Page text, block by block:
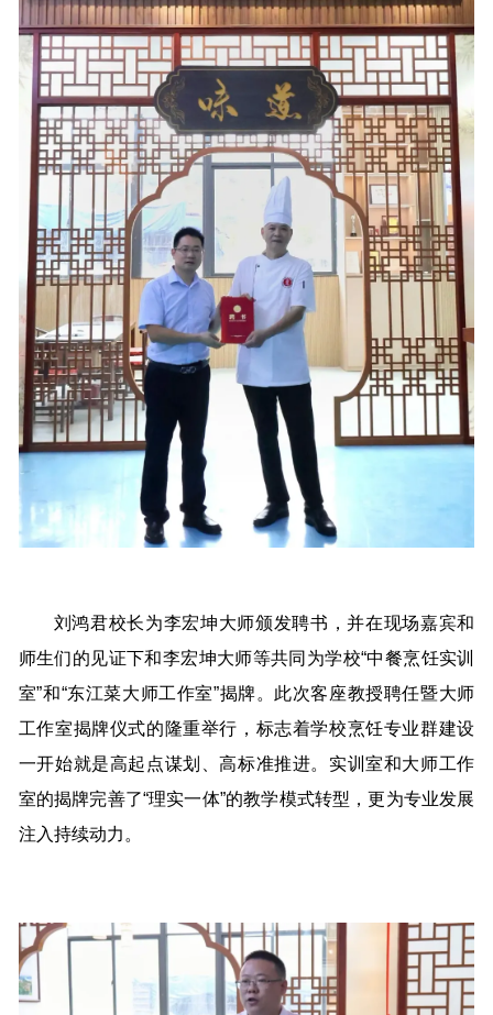
刘鸿君校长为李宏坤大师颁发聘书，并在现场嘉宾和
师生们的见证下和李宏坤大师等共同为学校“中餐烹饪实训
室”和“东江菜大师工作室”揭牌。此次客座教授聘任暨大师
工作室揭牌仪式的隆重举行，标志着学校烹饪专业群建设
一开始就是高起点谋划、高标准推进。实训室和大师工作
室的揭牌完善了“理实一体”的教学模式转型，更为专业发展
注入持续动力。